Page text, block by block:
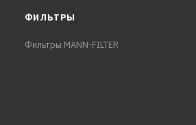
ФИЛЬТРЫ
Фильтры MANN-FILTER